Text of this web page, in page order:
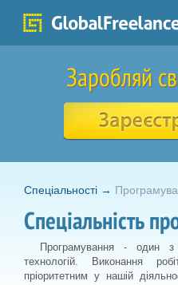
Заробляй
Спецiальностi →
Cпеціальність
Програмування - один з
технологій. Виконання
пріоритетним у нашій